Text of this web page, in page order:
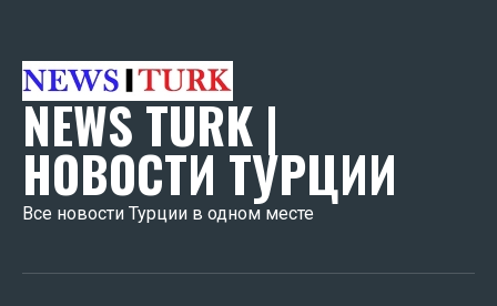
NEWS TURK |
НОВОСТИ ТУРЦИИ
Все новости Турции в одном месте